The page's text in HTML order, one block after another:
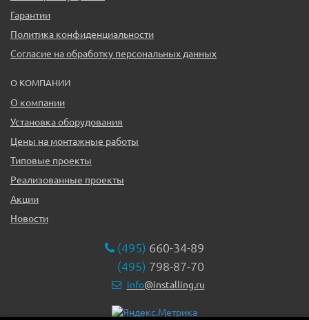
Гарантии
Политика конфиденциальности
Согласие на обработку персональных данных
О КОМПАНИИ
О компании
Установка оборудования
Цены на монтажные работы
Типовые проекты
Реализованные проекты
Акции
Новости
(495) 660-34-89
(495) 798-87-70
info@installing.ru